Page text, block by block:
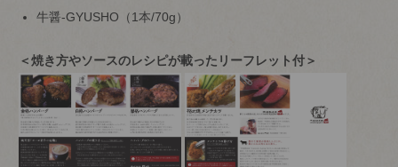
牛醤-GYUSHO（1本/70g）
＜焼き方やソースのレシピが載ったリーフレット付＞